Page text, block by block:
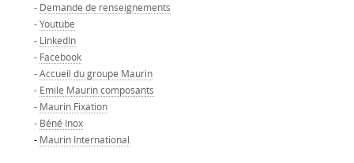
- Demande de renseignements
-Youtube
- LinkedIn
- Facebook
-Accueil du groupe Maurin
- Emile Maurin composants
- Maurin Fixation
- Béné Inox
- Maurin International